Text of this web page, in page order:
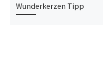
Wunderkerzen Tipp